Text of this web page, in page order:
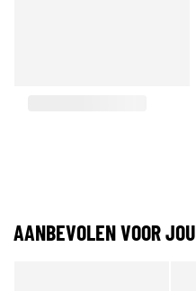
AANBEVOLEN VOOR JOU